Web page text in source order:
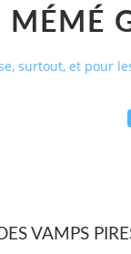
MÉMÉ
surtout, et pour
VAMPS